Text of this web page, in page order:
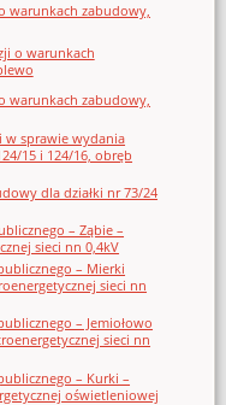
warunkach zabudowy,
o warunkach
warunkach zabudowy,
w sprawie wydania
15 i 124/16, obręb
dla działki nr 73/24
– Ząbie –
sieci nn 0,4kV
– Mierki
sieci nn
– Jemiołowo
sieci nn
– Kurki –
oświetleniowej